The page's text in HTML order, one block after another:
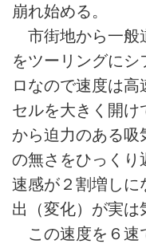
崩れ始める。
市街地から一般
をツーリングにシ
ロなので速度は高
セルを大きく開け
から迫力のある吸
の無さをひっくり
速感が２割増しに
出（変化）が実は
この速度を６速